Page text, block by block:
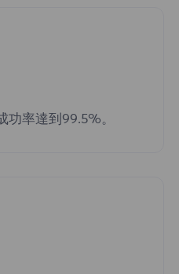
功率達到99.5%。